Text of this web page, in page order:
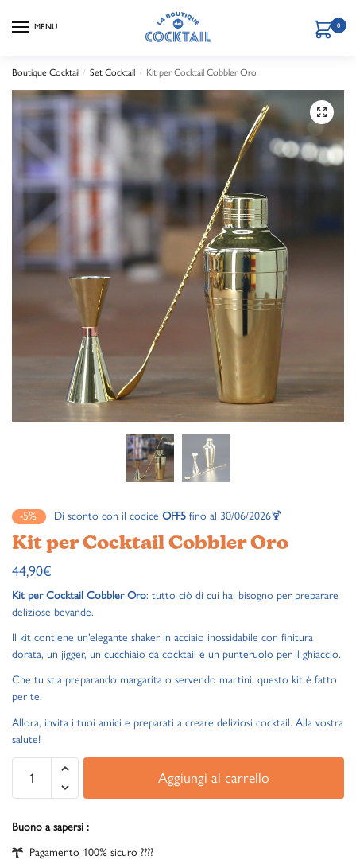
MENU 0
Boutique Cocktail / Set Cocktail / Kit per Cocktail Cobbler Oro
🔍
-5% Di sconto con il codice OFF5 fino al 30/06/2026🍹
Kit per Cocktail Cobbler Oro
44,90€
Kit per Cocktail Cobbler Oro: tutto ciò di cui hai bisogno per preparare
deliziose bevande.
Il kit contiene un’elegante shaker in acciaio inossidabile con finitura
dorata, un jigger, un cucchiaio da cocktail e un punteruolo per il ghiaccio.
Che tu stia preparando margarita o servendo martini, questo kit è fatto
per te.
Allora, invita i tuoi amici e preparati a creare deliziosi cocktail. Alla vostra
salute!
Aggiungi al carrello
Buono a sapersi :
Pagamento 100% sicuro ????